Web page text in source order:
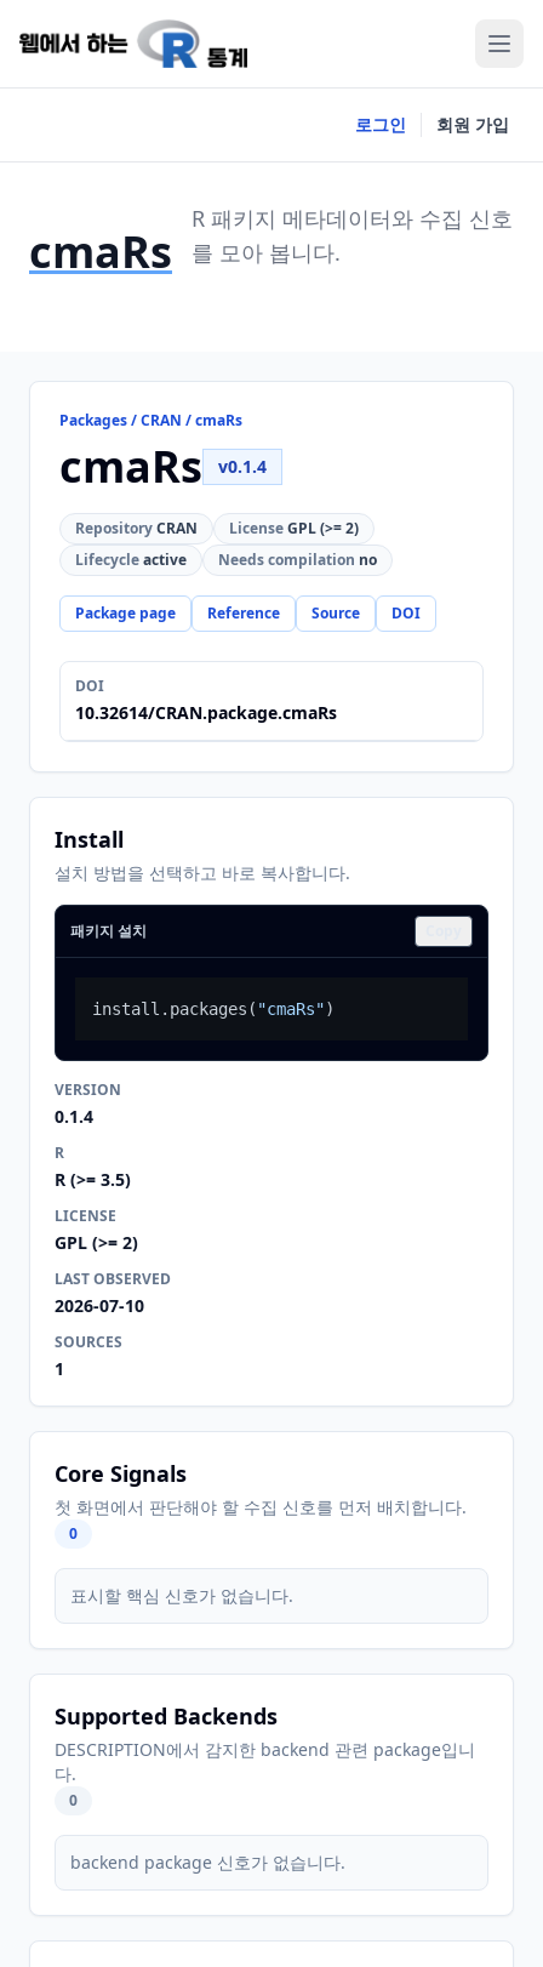
로그인 회원 가입
cmaRs
R 패키지 메타데이터와 수집 신호
를 모아 봅니다.
Packages / CRAN / cmaRs
cmaRs v0.1.4
RepositoryCRAN LicenseGPL (>= 2)
Lifecycleactive Needs compilation no
Package page Reference Source DOI
DOI
10.32614/CRAN.package.cmaRs
Install
설치 방법을 선택하고 바로 복사합니다.
패키지 설치
install.packages ( "cmaRs")
VERSION
0.1.4
R
R (>= 3.5)
LICENSE
GPL (>= 2)
LAST OBSERVED
2026-07-10
SOURCES
1
Core Signals
첫 화면에서 판단해야 할 수집 신호를 먼저 배치합니다.
0
표시할 핵심 신호가 없습니다.
Supported Backends
DESCRIPTION에서 감지한 backend 관련 package입니
다.
0
backend package 신호가 없습니다.